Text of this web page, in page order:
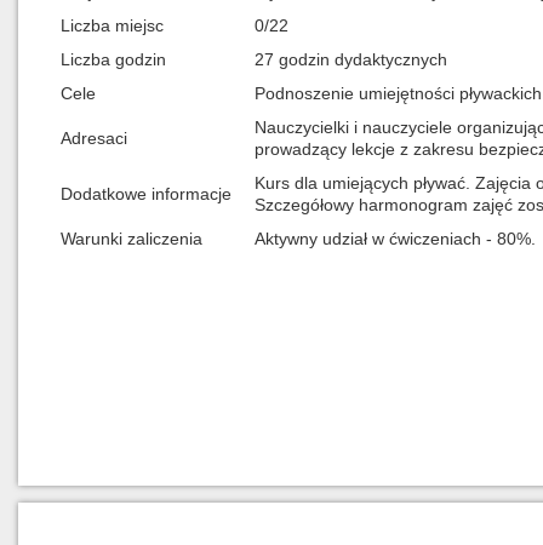
Liczba miejsc
0/22
Liczba godzin
27 godzin dydaktycznych
Cele
Podnoszenie umiejętności
Adresaci
Nauczycielki i nauczyciele
prowadzący lekcje z zakresu
Dodatkowe informacje
Kurs dla umiejących pływać.
Szczegółowy harmonogram zajęć
Warunki zaliczenia
Aktywny udział w ćwiczeniach - 80%.